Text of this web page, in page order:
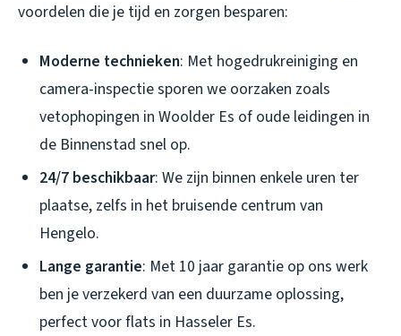
voordelen die je tijd en zorgen besparen:
Moderne technieken: Met hogedrukreiniging en
camera-inspectie sporen we oorzaken zoals
vetophopingen in Woolder Es of oude leidingen in
de Binnenstad snel op.
24/7 beschikbaar: We zijn binnen enkele uren ter
plaatse, zelfs in het bruisende centrum van
Hengelo.
Lange garantie: Met 10 jaar garantie op ons werk
ben je verzekerd van een duurzame oplossing,
perfect voor flats in Hasseler Es.